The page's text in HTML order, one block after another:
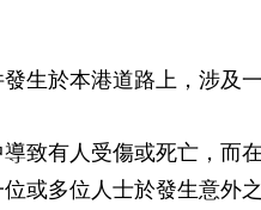
生於本港道路上，涉及
致有人受傷或死亡，而
或多位人士於發生意外